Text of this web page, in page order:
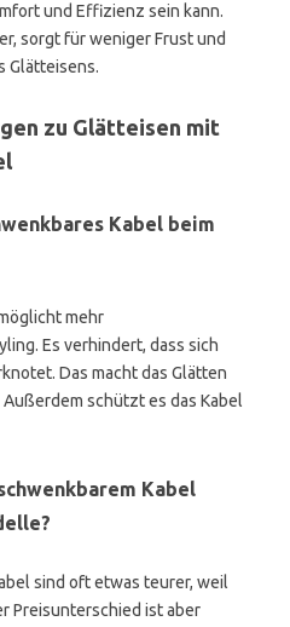
und Effizienz sein kann.
sorgt für weniger Frust und
Glätteisens.
zu Glätteisen mit
Kabel beim
mehr
Es verhindert, dass sich
Das macht das Glätten
schützt es das Kabel
Kabel
sind oft etwas teurer, weil
Preisunterschied ist aber